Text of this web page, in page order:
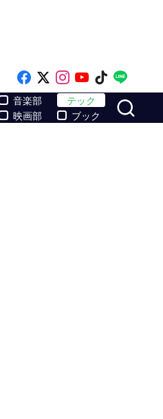
Like on Facebook
Follow on x
Follow on
Follow on
Follow
音楽部
映画部
テック
ブック